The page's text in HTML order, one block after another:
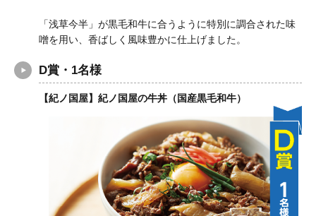
「浅草今半」が黒毛和牛に合うように特別に調合された味
噌を用い、香ばしく風味豊かに仕上げました。
D賞・1名様
【紀ノ国屋】紀ノ国屋の牛丼（国産黒毛和牛）